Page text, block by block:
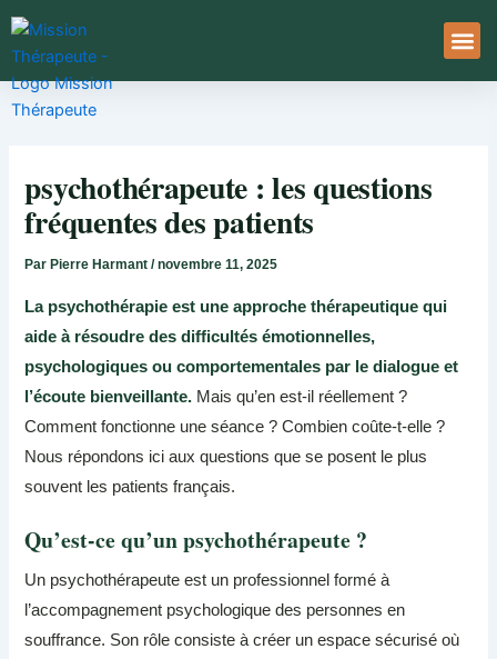
Aller
au
contenu
psychothérapeute : les questions
fréquentes des patients
Par Pierre Harmant/novembre 11, 2025
La psychothérapie est une approche thérapeutique qui
aide à résoudre des difficultés émotionnelles,
psychologiques ou comportementales par le dialogue et
l’écoute bienveillante. Mais qu’en est-il réellement ?
Comment fonctionne une séance ? Combien coûte-t-elle ?
Nous répondons ici aux questions que se posent le plus
souvent les patients français.
Qu’est-ce qu’un psychothérapeute ?
Un psychothérapeute est un professionnel formé à
l’accompagnement psychologique des personnes en
souffrance. Son rôle consiste à créer un espace sécurisé où